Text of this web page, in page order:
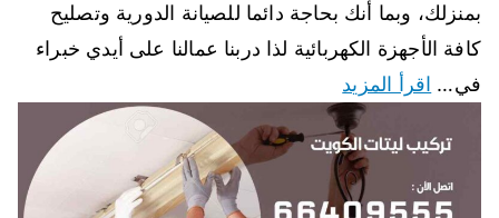
بمنزلك، وبما أنك بحاجة دائما للصيانة الدورية وتصليح
كافة الأجهزة الكهربائية لذا دربنا عمالنا على أيدي خبراء
في… اقرأ المزيد